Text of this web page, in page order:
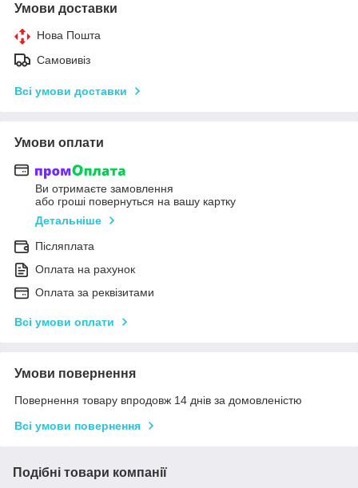
Умови доставки
Нова Пошта
Самовивіз
Всі умови доставки
Умови оплати
Ви отримаєте замовлення
або гроші повернуться на вашу картку
Детальніше
Післяплата
Оплата на рахунок
Оплата за реквізитами
Всі умови оплати
Умови повернення
Повернення товару впродовж 14 днів за домовленістю
Всі умови повернення
Подібні товари компанії